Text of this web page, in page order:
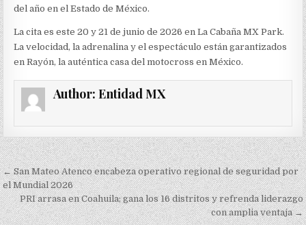
del año en el Estado de México.
La cita es este 20 y 21 de junio de 2026 en La Cabaña MX Park.
La velocidad, la adrenalina y el espectáculo están garantizados
en Rayón, la auténtica casa del motocross en México.
Author: Entidad MX
Navegación
de
entradas
← San Mateo Atenco encabeza operativo regional de seguridad por
el Mundial 2026
PRI arrasa en Coahuila; gana los 16 distritos y refrenda liderazgo
con amplia ventaja →